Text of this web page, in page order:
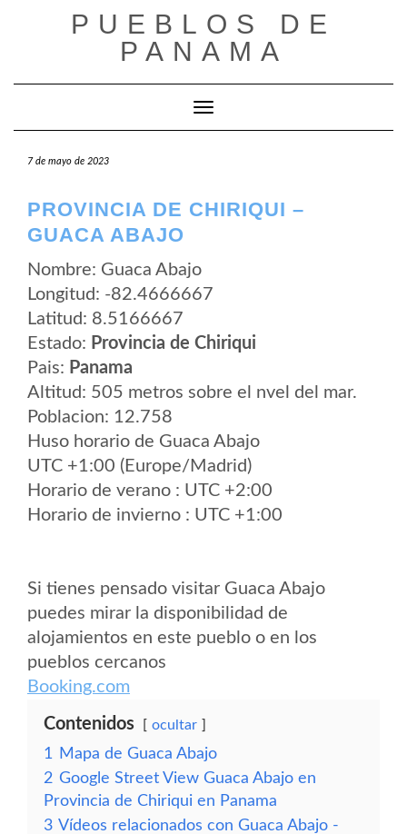
PUEBLOS DE
PANAMA
Cambiar modo de navegación
7 de mayo de 2023
PROVINCIA DE CHIRIQUI –
GUACA ABAJO
Nombre: Guaca Abajo
Longitud: -82.4666667
Latitud: 8.5166667
Estado: Provincia de Chiriqui
Pais: Panama
Altitud: 505 metros sobre el nvel del mar.
Poblacion: 12.758
Huso horario de Guaca Abajo
UTC +1:00 (Europe/Madrid)
Horario de verano : UTC +2:00
Horario de invierno : UTC +1:00
Si tienes pensado visitar Guaca Abajo
puedes mirar la disponibilidad de
alojamientos en este pueblo o en los
pueblos cercanos
Booking.com
Contenidos ocultar
1
Mapa de Guaca Abajo
2 Google Street View Guaca Abajo en
Provincia de Chiriqui en Panama
3 Vídeos relacionados con Guaca Abajo -